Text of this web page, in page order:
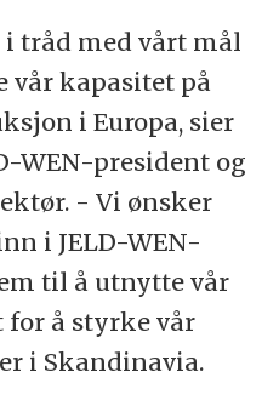
tråd med vårt mål
vår kapasitet på
i Europa, sier
WEN-president og
- Vi ønsker
i JELD-WEN-
til å utnytte vår
for å styrke vår
i Skandinavia.